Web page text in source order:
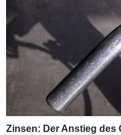
Zinsen: Der Anstieg des